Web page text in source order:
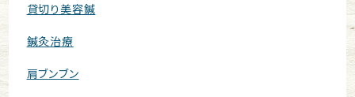
貸切り美容鍼
鍼灸治療
肩ブンブン